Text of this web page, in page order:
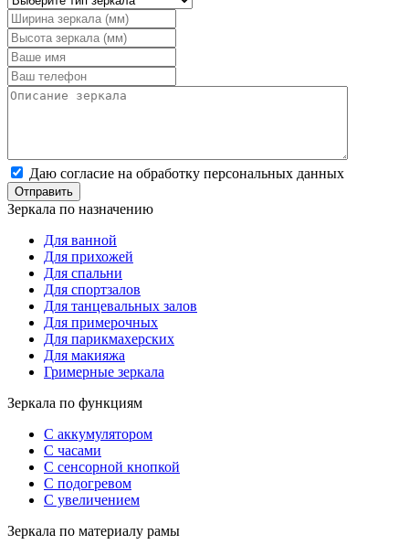
Даю согласие на обработку персональных данных
Зеркала по назначению
Для ванной
Для прихожей
Для спальни
Для спортзалов
Для танцевальных залов
Для примерочных
Для парикмахерских
Для макияжа
Гримерные зеркала
Зеркала по функциям
С аккумулятором
С часами
С сенсорной кнопкой
С подогревом
С увеличением
Зеркала по материалу рамы